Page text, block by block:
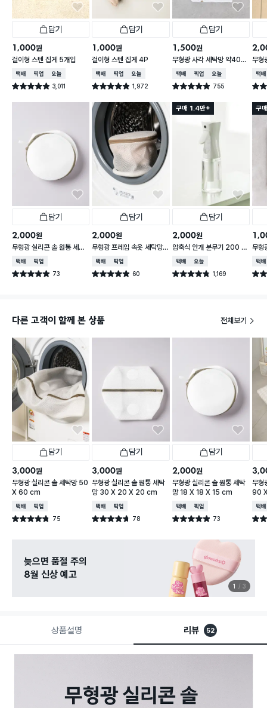
담기
1,000원
걸이형 스텐 집게 5개입
택배배송매장픽업오늘배송
별점 4.9점 3,011
건 작성
담기
1,000원
걸이형 스텐 집게 4P
택배배송매장픽업오늘배송
별점 4.9점 1,972
건 작성
담기
1,500원
무형광 사각 세탁망 약40X
50cm
택배배송매장픽업오늘배송
별점 4.9점 755
건 작성
무형
택배
별점
담기
2,000원
무형광 실리콘 솔 원통 세탁
망 18 X 18 X 15 cm
택배배송매장픽업
별점 4.9점 73
건 작성
담기
2,000원
무형광 프레임 속옷 세탁망 1
6 X 16 X 15 cm
택배배송매장픽업
별점 4.9점 60
건 작성
구매 1.4만+
담기
2,000원
압축식 안개 분무기 200 m
택배배송오늘배송
별점 4.8점 1,169
건 작성
구
무형
택배
별점
다른 고객이 함께 본 상품 전체보기
담기
3,000원
무형광 실리콘 솔 세탁망 50
X 60 cm
택배배송매장픽업
별점 4.8점 75
건 작성
담기
3,000원
무형광 실리콘 솔 원통 세탁
망 30 X 20 X 20 cm
택배배송매장픽업
별점 4.7점 78
건 작성
담기
2,000원
무형광 실리콘 솔 원통 세탁
망 18 X 18 X 15 cm
택배배송매장픽업
별점 4.9점 73
건 작성
무형
90
택배
별점
늦으면 품절 주의
8월 신상 예고
1 3
상품설명 리뷰 52